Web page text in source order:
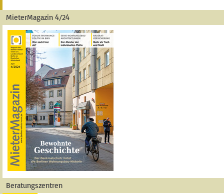
MieterMagazin 4/24
Beratungszentren